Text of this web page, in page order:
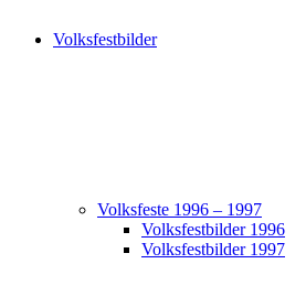
Volksfestbilder
Volksfeste 1996 – 1997
Volksfestbilder 1996
Volksfestbilder 1997